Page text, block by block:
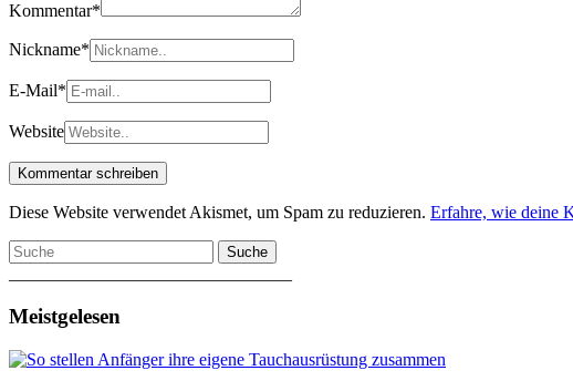
Kommentar*
Nickname*
E-Mail*
Website
Diese Website verwendet Akismet, um Spam zu reduzieren. Erfahre, wie deine
Suche
Meistgelesen